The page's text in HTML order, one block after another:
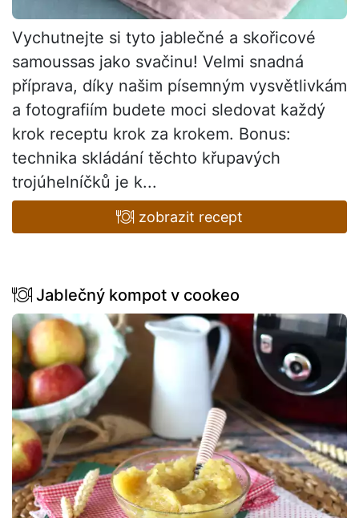
Vychutnejte si tyto jablečné a skořicové
samoussas jako svačinu! Velmi snadná
příprava, díky našim písemným vysvětlivkám
a fotografiím budete moci sledovat každý
krok receptu krok za krokem. Bonus:
technika skládání těchto křupavých
trojúhelníčků je k...
zobrazit recept
Jablečný kompot v cookeo